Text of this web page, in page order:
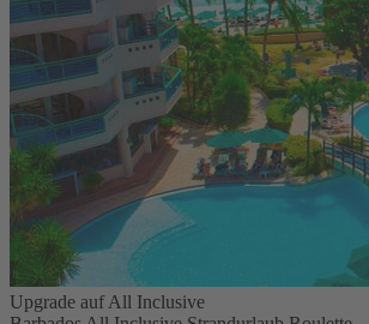
Upgrade auf All Inclusive